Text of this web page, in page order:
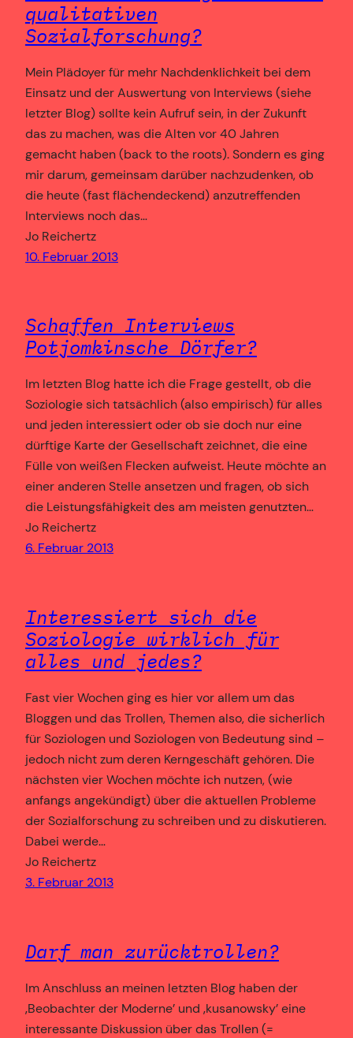
qualitativen
Sozialforschung?
Mein Plädoyer für mehr Nachdenklichkeit bei dem
Einsatz und der Auswertung von Interviews (siehe
letzter Blog) sollte kein Aufruf sein, in der Zukunft
das zu machen, was die Alten vor 40 Jahren
gemacht haben (back to the roots). Sondern es ging
mir darum, gemeinsam darüber nachzudenken, ob
die heute (fast flächendeckend) anzutreffenden
Interviews noch das…
Jo Reichertz
10. Februar 2013
Schaffen Interviews
Potjomkinsche Dörfer?
Im letzten Blog hatte ich die Frage gestellt, ob die
Soziologie sich tatsächlich (also empirisch) für alles
und jeden interessiert oder ob sie doch nur eine
dürftige Karte der Gesellschaft zeichnet, die eine
Fülle von weißen Flecken aufweist. Heute möchte an
einer anderen Stelle ansetzen und fragen, ob sich
die Leistungsfähigkeit des am meisten genutzten…
Jo Reichertz
6. Februar 2013
Interessiert sich die
Soziologie wirklich für
alles und jedes?
Fast vier Wochen ging es hier vor allem um das
Bloggen und das Trollen, Themen also, die sicherlich
für Soziologen und Soziologen von Bedeutung sind –
jedoch nicht zum deren Kerngeschäft gehören. Die
nächsten vier Wochen möchte ich nutzen, (wie
anfangs angekündigt) über die aktuellen Probleme
der Sozialforschung zu schreiben und zu diskutieren.
Dabei werde…
Jo Reichertz
3. Februar 2013
Darf man zurücktrollen?
Im Anschluss an meinen letzten Blog haben der
‚Beobachter der Moderne’ und ‚kusanowsky’ eine
interessante Diskussion über das Trollen (=